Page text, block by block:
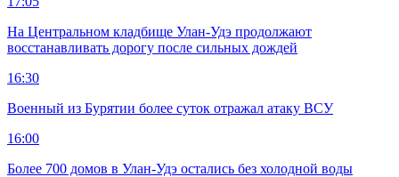
На Центральном кладбище Улан-Удэ продолжают
восстанавливать дорогу после сильных дождей
16:30
Военный из Бурятии более суток отражал атаку ВСУ
16:00
Более 700 домов в Улан-Удэ остались без холодной воды